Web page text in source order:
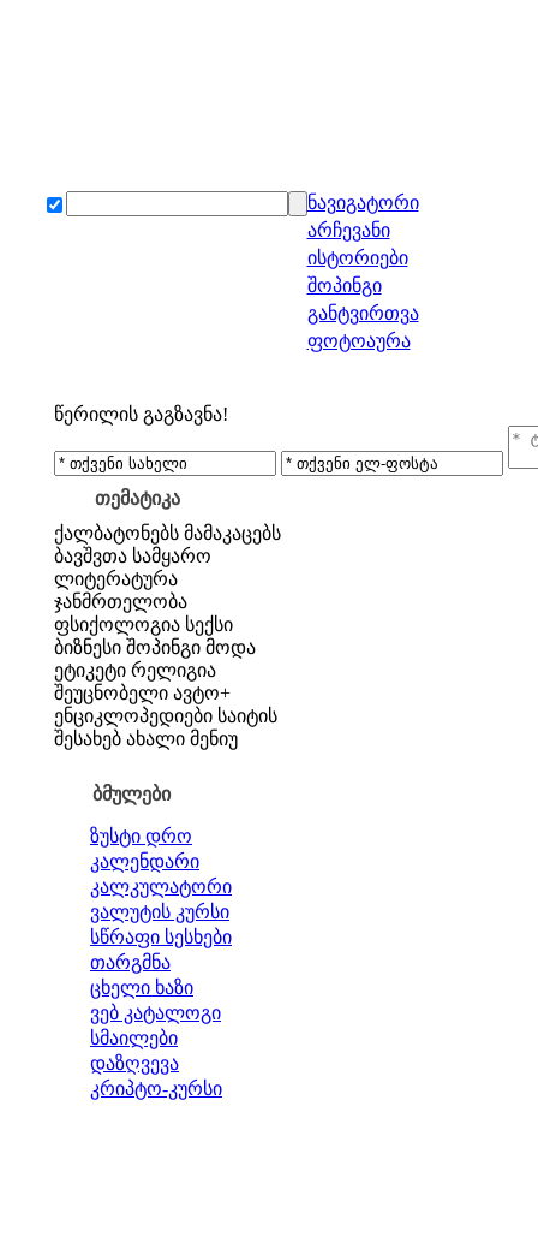
ნავიგატორი
არჩევანი
ისტორიები
შოპინგი
განტვირთვა
ფოტოაურა
წერილის გაგზავნა!
თემატიკა
ქალბატონებს მამაკაცებს
ბავშვთა სამყარო
ლიტერატურა
ჯანმრთელობა
ფსიქოლოგია სექსი
ბიზნესი შოპინგი მოდა
ეტიკეტი რელიგია
შეუცნობელი ავტო+
ენციკლოპედიები საიტის
შესახებ ახალი მენიუ
ბმულები
ზუსტი დრო
კალენდარი
კალკულატორი
ვალუტის კურსი
სწრაფი სესხები
თარგმნა
ცხელი ხაზი
ვებ კატალოგი
სმაილები
დაზღვევა
კრიპტო-კურსი